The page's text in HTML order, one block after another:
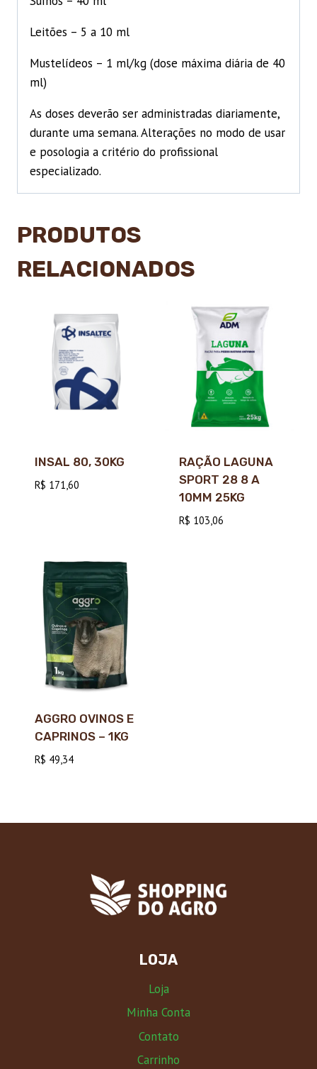
Leitões – 5 a 10 ml
Mustelídeos – 1 ml/kg (dose máxima diária de 40
ml)
As doses deverão ser administradas diariamente,
durante uma semana. Alterações no modo de usar
e posologia a critério do profissional
especializado.
PRODUTOS
RELACIONADOS
INSAL 80, 30KG
R$ 171,60
RAÇÃO LAGUNA
SPORT 28 8 A
10MM 25KG
R$ 103,06
AGGRO OVINOS E
CAPRINOS – 1KG
R$ 49,34
LOJA
Loja
Minha Conta
Contato
Carrinho